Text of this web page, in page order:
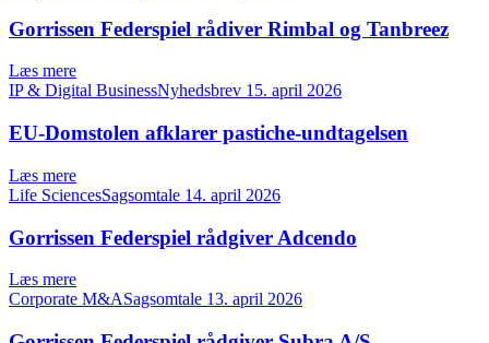
Gorrissen Federspiel rådiver Rimbal og Tanbreez
Læs mere
IP & Digital BusinessNyhedsbrev 15. april 2026
EU-Domstolen afklarer pastiche-undtagelsen
Læs mere
Life SciencesSagsomtale 14. april 2026
Gorrissen Federspiel rådgiver Adcendo
Læs mere
Corporate M&ASagsomtale 13. april 2026